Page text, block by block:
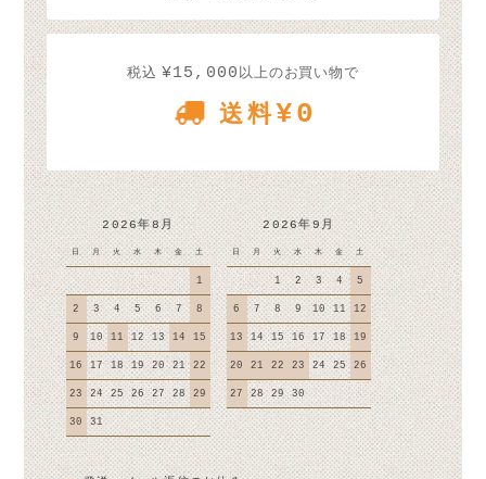
税込 ¥15,000 以上のお買い物で
送料¥0
2026年8月
日 月 火 水 木 金 土
1
2 3 4 5 6 7 8
9 10 11 12 13 14 15
16 17 18 19 20 21 22
23 24 25 26 27 28 29
30 31
2026年9月
日 月 火 水 木 金 土
1 2 3 4 5
6 7 8 9 10 11 12
13 14 15 16 17 18 19
20 21 22 23 24 25 26
27 28 29 30